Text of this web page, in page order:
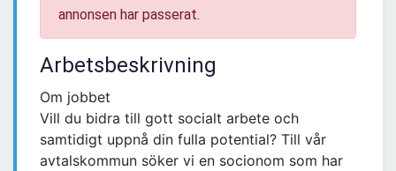
annonsen har passerat.
Arbetsbeskrivning
Om jobbet
Vill du bidra till gott socialt arbete och
samtidigt uppnå din fulla potential? Till vår
avtalskommun söker vi en socionom som har